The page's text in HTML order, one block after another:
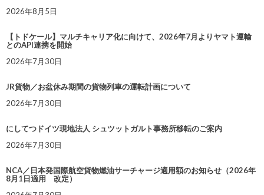
2026年8月5日
【トドケール】マルチキャリア化に向けて、2026年7月よりヤマト運輸
とのAPI連携を開始
2026年7月30日
JR貨物／お盆休み期間の貨物列車の運転計画について
2026年7月30日
にしてつドイツ現地法人 シュツットガルト事務所移転のご案内
2026年7月30日
NCA／日本発国際航空貨物燃油サーチャージ適用額のお知らせ（2026年
8月1日適用 改定）